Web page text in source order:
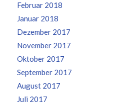
Februar 2018
Januar 2018
Dezember 2017
November 2017
Oktober 2017
September 2017
August 2017
Juli 2017